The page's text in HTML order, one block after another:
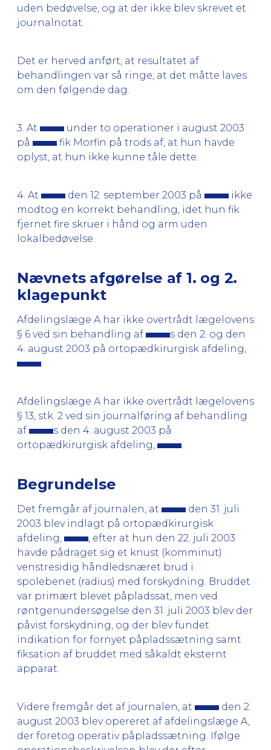
uden bedøvelse, og at der ikke blev skrevet et
journalnotat.
Det er herved anført, at resultatet af
behandlingen var så ringe, at det måtte laves
om den følgende dag.
3. At
under to operationer i august 2003
på
fik Morfin på trods af, at hun havde
oplyst, at hun ikke kunne tåle dette.
4. At den 12. september 2003 på
ikke
modtog en korrekt behandling, idet hun fik
fjernet fire skruer i hånd og arm uden
lokalbedøvelse.
Nævnets afgørelse af 1. og 2.
klagepunkt
Afdelingslæge A har ikke overtrådt lægelovens
§ 6 ved sin behandling af
s den 2. og den
4. august 2003 på ortopædkirurgisk afdeling,
Afdelingslæge A har ikke overtrådt lægelovens
§ 13, stk. 2 ved sin journalføring af behandling
af
s den 4. august 2003 på
ortopædkirurgisk afdeling,
Begrundelse
Det fremgår af journalen, at
den 31. juli
2003 blev indlagt på ortopædkirurgisk
afdeling,
, efter at hun den 22. juli 2003
havde pådraget sig et knust (komminut)
venstresidig håndledsnæret brud i
spolebenet (radius) med forskydning. Bruddet
var primært blevet påpladssat, men ved
røntgenundersøgelse den 31. juli 2003 blev der
påvist forskydning, og der blev fundet
indikation for fornyet påpladssætning samt
fiksation af bruddet med såkaldt eksternt
apparat.
Videre fremgår det af journalen, at
den 2.
august 2003 blev opereret af afdelingslæge A,
der foretog operativ påpladssætning. Ifølge